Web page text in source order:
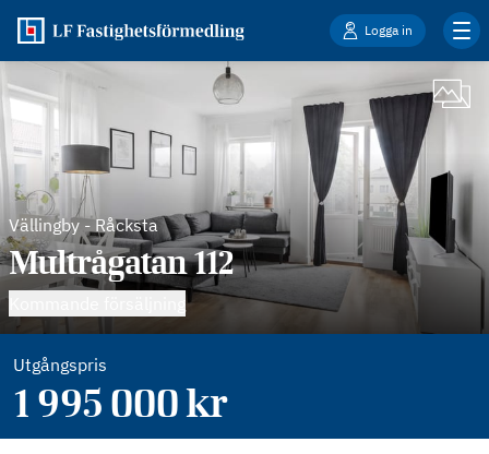
Logga in
Vällingby-Råcksta
Multrågatan 112
Utgångspris
1 995 000kr